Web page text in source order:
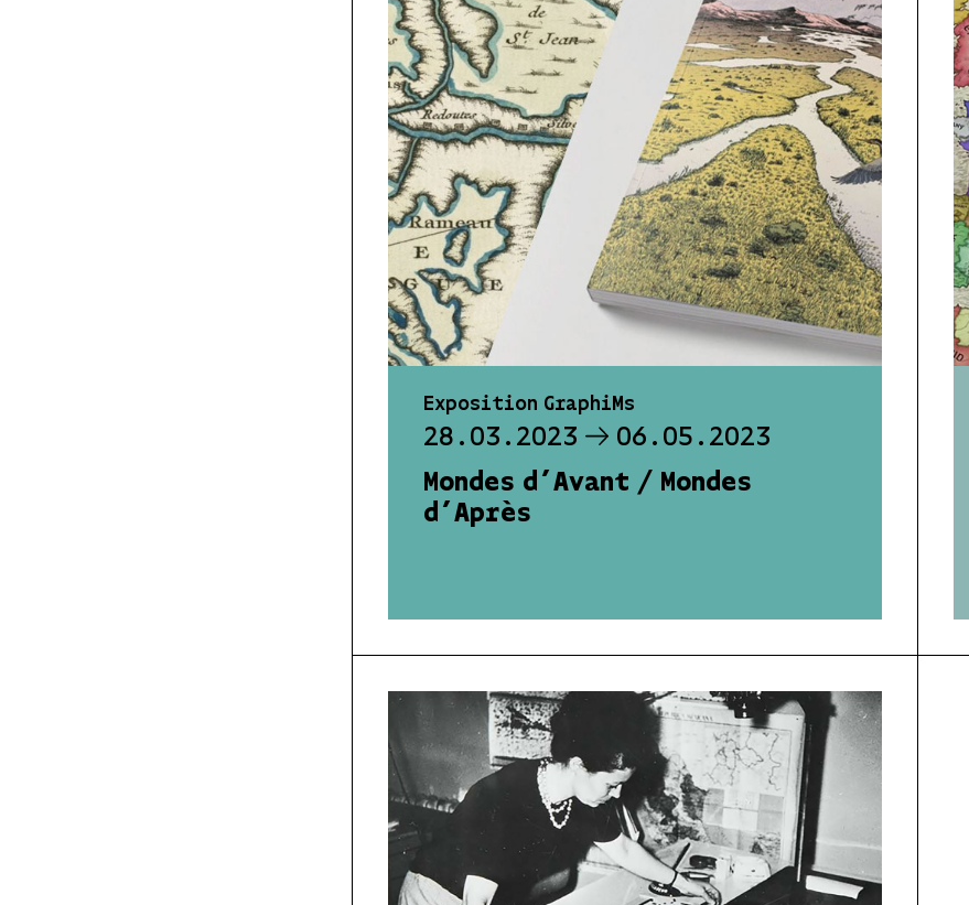
Exposition GraphiMs
28.03.2023
06.05.2023
Mondes d’Avant / Mondes
d’Après